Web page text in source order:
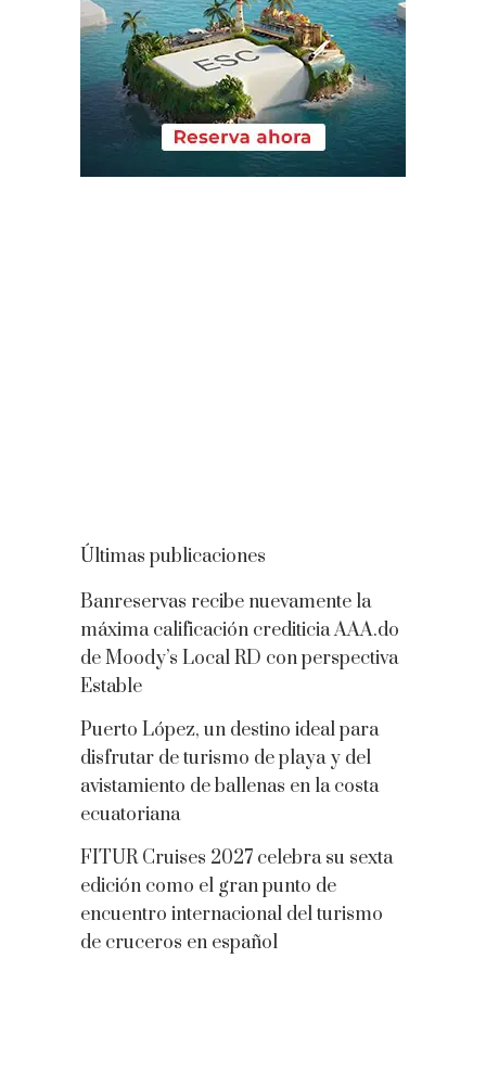
Últimas publicaciones
Banreservas recibe nuevamente la
máxima calificación crediticia AAA.do
de Moody’s Local RD con perspectiva
Estable
Puerto López, un destino ideal para
disfrutar de turismo de playa y del
avistamiento de ballenas en la costa
ecuatoriana
FITUR Cruises 2027 celebra su sexta
edición como el gran punto de
encuentro internacional del turismo
de cruceros en español